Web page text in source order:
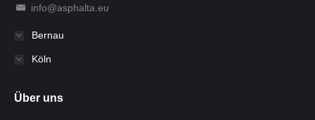
info@asphalta.eu
Bernau
Köln
Über uns